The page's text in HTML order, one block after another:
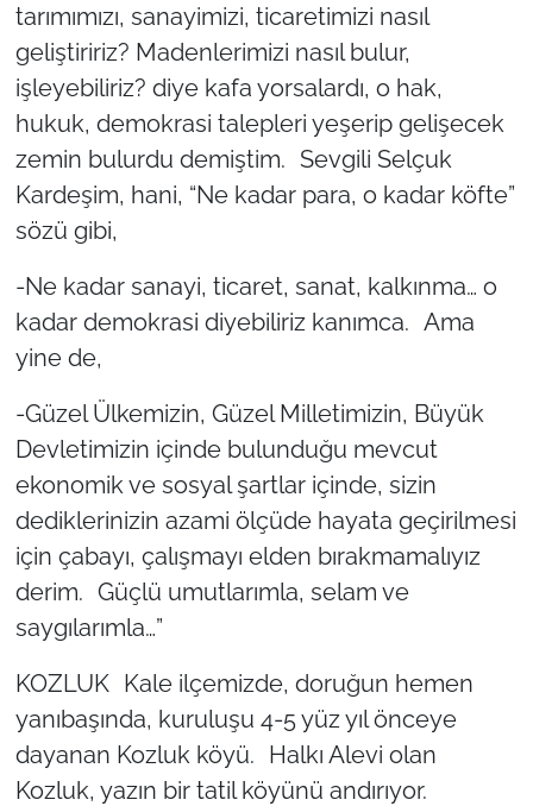
tarımımızı, sanayimizi, ticaretimizi nasıl
geliştiririz? Madenlerimizi nasıl bulur,
işleyebiliriz? diye kafa yorsalardı, o hak,
hukuk, demokrasi talepleri yeşerip gelişecek
zemin bulurdu demiştim. Sevgili Selçuk
Kardeşim, hani, “Ne kadar para, o kadar köfte”
sözü gibi,
-Ne kadar sanayi, ticaret, sanat, kalkınma… o
kadar demokrasi diyebiliriz kanımca. Ama
yine de,
-Güzel Ülkemizin, Güzel Milletimizin, Büyük
Devletimizin içinde bulunduğu mevcut
ekonomik ve sosyal şartlar içinde, sizin
dediklerinizin azami ölçüde hayata geçirilmesi
için çabayı, çalışmayı elden bırakmamalıyız
derim. Güçlü umutlarımla, selam ve
saygılarımla…”
KOZLUK Kale ilçemizde, doruğun hemen
yanıbaşında, kuruluşu 4-5 yüz yıl önceye
dayanan Kozluk köyü. Halkı Alevi olan
Kozluk, yazın bir tatil köyünü andırıyor.